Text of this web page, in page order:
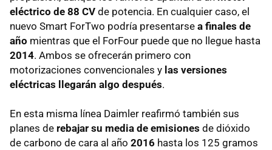
eléctrico de 88 CV de potencia. En cualquier caso, el
nuevo Smart ForTwo podría presentarse a finales de
año mientras que el ForFour puede que no llegue hasta
2014. Ambos se ofrecerán primero con
motorizaciones convencionales y las versiones
eléctricas llegarán algo después.
En esta misma línea Daimler reafirmó también sus
planes de rebajar su media de emisiones de dióxido
de carbono de cara al año 2016 hasta los 125 gramos